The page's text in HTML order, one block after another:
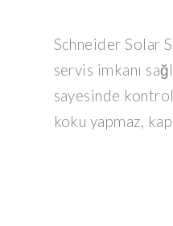
Schneider Solar
servis imkanı
sayesinde
koku yapmaz,